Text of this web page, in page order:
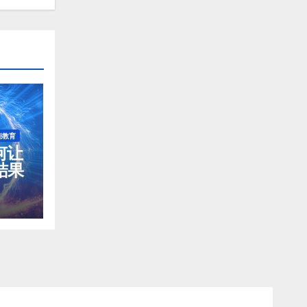
教育
让
果